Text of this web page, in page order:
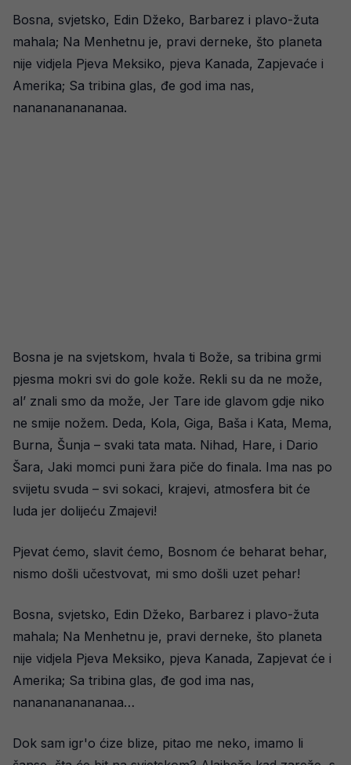
Bosna, svjetsko, Edin Džeko, Barbarez i plavo-žuta
mahala; Na Menhetnu je, pravi derneke, što planeta
nije vidjela Pjeva Meksiko, pjeva Kanada, Zapjevaće i
Amerika; Sa tribina glas, đe god ima nas,
nananananananaa.
Bosna je na svjetskom, hvala ti Bože, sa tribina grmi
pjesma mokri svi do gole kože. Rekli su da ne može,
al’ znali smo da može, Jer Tare ide glavom gdje niko
ne smije nožem. Deda, Kola, Giga, Baša i Kata, Mema,
Burna, Šunja – svaki tata mata. Nihad, Hare, i Dario
Šara, Jaki momci puni žara piče do finala. Ima nas po
svijetu svuda – svi sokaci, krajevi, atmosfera bit će
luda jer dolijeću Zmajevi!
Pjevat ćemo, slavit ćemo, Bosnom će beharat behar,
nismo došli učestvovat, mi smo došli uzet pehar!
Bosna, svjetsko, Edin Džeko, Barbarez i plavo-žuta
mahala; Na Menhetnu je, pravi derneke, što planeta
nije vidjela Pjeva Meksiko, pjeva Kanada, Zapjevat će i
Amerika; Sa tribina glas, đe god ima nas,
nananananananaa…
Dok sam igr'o ćize blize, pitao me neko, imamo li